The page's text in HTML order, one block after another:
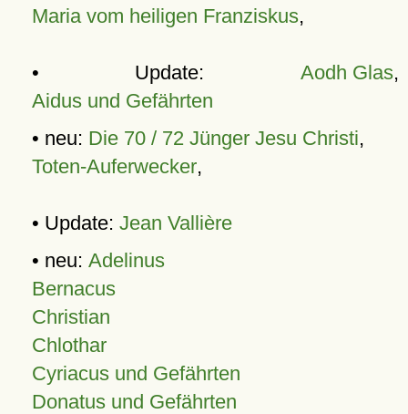
Maria vom heiligen Franziskus,
• Update: Aodh Glas,
Aidus und Gefährten
• neu: Die 70 / 72 Jünger Jesu Christi,
Toten-Auferwecker,
• Update: Jean Vallière
• neu: Adelinus
Bernacus
Christian
Chlothar
Cyriacus und Gefährten
Donatus und Gefährten